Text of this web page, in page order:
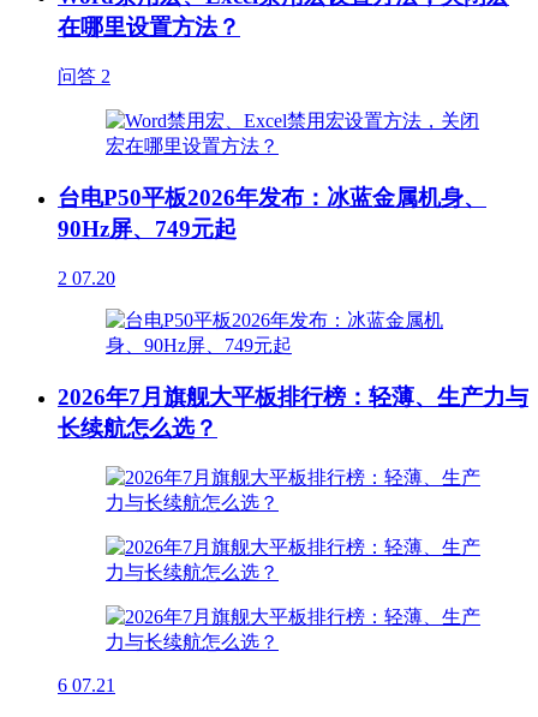
在哪里设置方法？
问答 2
台电P50平板2026年发布：冰蓝金属机身、
90Hz屏、749元起
2 07.20
2026年7月旗舰大平板排行榜：轻薄、生产力与
长续航怎么选？
6 07.21